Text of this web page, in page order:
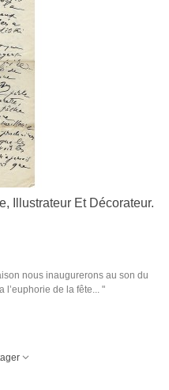
Illustrateur Et Décorateur.
nous inaugurerons au son du
l’euphorie de la fête... "